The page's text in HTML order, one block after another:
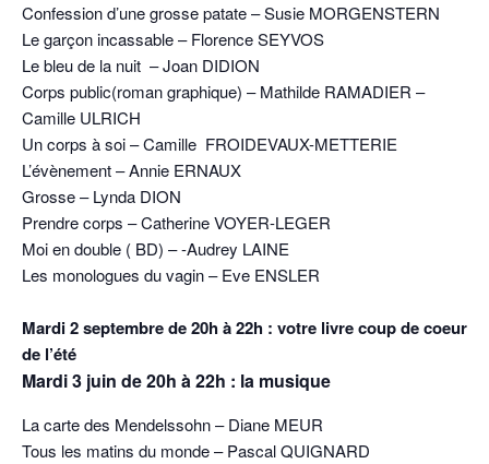
Confession d’une grosse patate – Susie MORGENSTERN
Le garçon incassable – Florence SEYVOS
Le bleu de la nuit – Joan DIDION
Corps public(roman graphique) – Mathilde RAMADIER –
Camille ULRICH
Un corps à soi – Camille FROIDEVAUX-METTERIE
L’évènement – Annie ERNAUX
Grosse – Lynda DION
Prendre corps – Catherine VOYER-LEGER
Moi en double ( BD) – -Audrey LAINE
Les monologues du vagin – Eve ENSLER
Mardi 2 septembre de 20h à 22h : votre livre coup de coeur
de l’été
Mardi 3 juin de 20h à 22h : la musique
La carte des Mendelssohn – Diane MEUR
Tous les matins du monde – Pascal QUIGNARD